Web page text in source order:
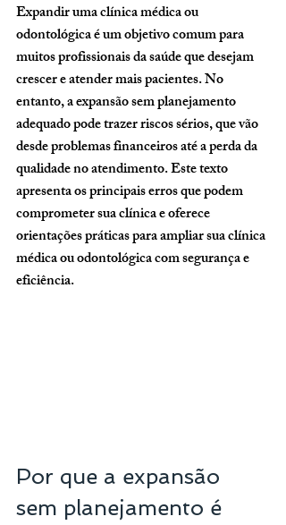
Expandir uma clínica médica ou
odontológica é um objetivo comum para
muitos profissionais da saúde que desejam
crescer e atender mais pacientes. No
entanto, a expansão sem planejamento
adequado pode trazer riscos sérios, que vão
desde problemas financeiros até a perda da
qualidade no atendimento. Este texto
apresenta os principais erros que podem
comprometer sua clínica e oferece
orientações práticas para ampliar sua clínica
médica ou odontológica com segurança e
eficiência.
Por que a expansão
sem planejamento é